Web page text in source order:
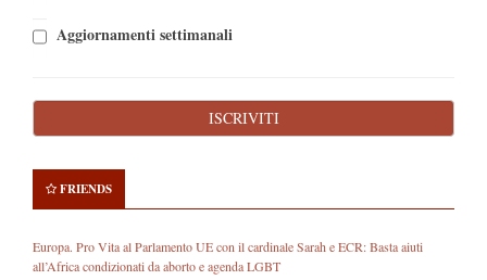
Aggiornamenti settimanali
FRIENDS
Europa. Pro Vita al Parlamento UE con il cardinale Sarah e ECR: Basta aiuti
all’Africa condizionati da aborto e agenda LGBT